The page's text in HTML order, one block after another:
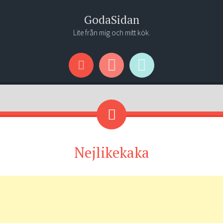
GodaSidan
Lite från mig och mitt kök.
Menu
Widgets
Search
Nejlikekaka